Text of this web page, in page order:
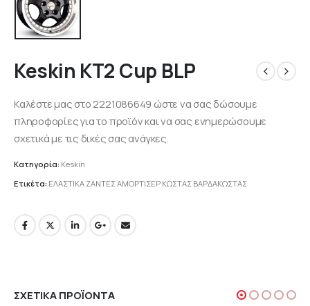
Keskin KT2 Cup BLP
Καλέστε μας στο 2221086649 ώστε να σας δώσουμε
πληροφορίες για το προϊόν και να σας ενημερώσουμε
σχετικά με τις δικές σας ανάγκες.
Κατηγορία: Keskin
Ετικέτα: ΕΛΑΣΤΙΚΑ ΖΑΝΤΕΣ ΑΜΟΡΤΙΣΕΡ ΚΩΣΤΑΣ ΒΑΡΔΑΚΩΣΤΑΣ
ΣΧΕΤΙΚΆ ΠΡΟΪΌΝΤΑ